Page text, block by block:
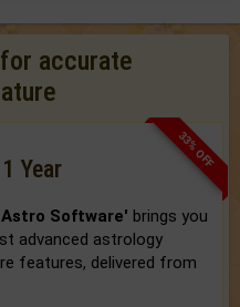
accurate
33% OFF
Year
Software' brings you
advanced astrology
features, delivered from